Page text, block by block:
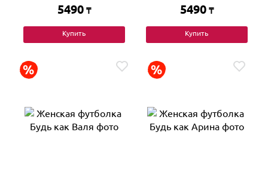
5490 ₸
Купить
5490 ₸
Купить